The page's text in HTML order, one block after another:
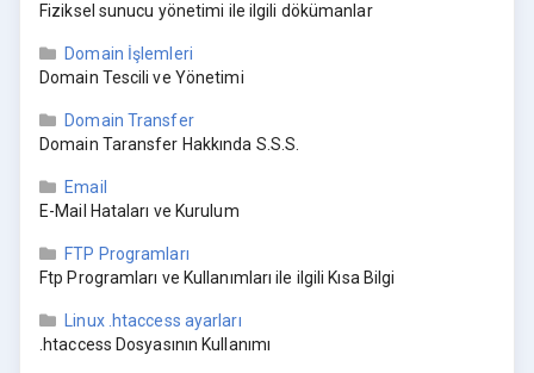
Fiziksel sunucu yönetimi ile ilgili dökümanlar
Domain İşlemleri
Domain Tescili ve Yönetimi
Domain Transfer
Domain Taransfer Hakkında S.S.S.
Email
E-Mail Hataları ve Kurulum
FTP Programları
Ftp Programları ve Kullanımları ile ilgili Kısa Bilgi
Linux .htaccess ayarları
.htaccess Dosyasının Kullanımı